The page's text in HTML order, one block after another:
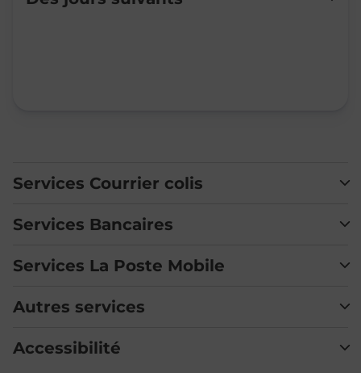
Services Courrier colis
Services Bancaires
Services La Poste Mobile
Autres services
Accessibilité